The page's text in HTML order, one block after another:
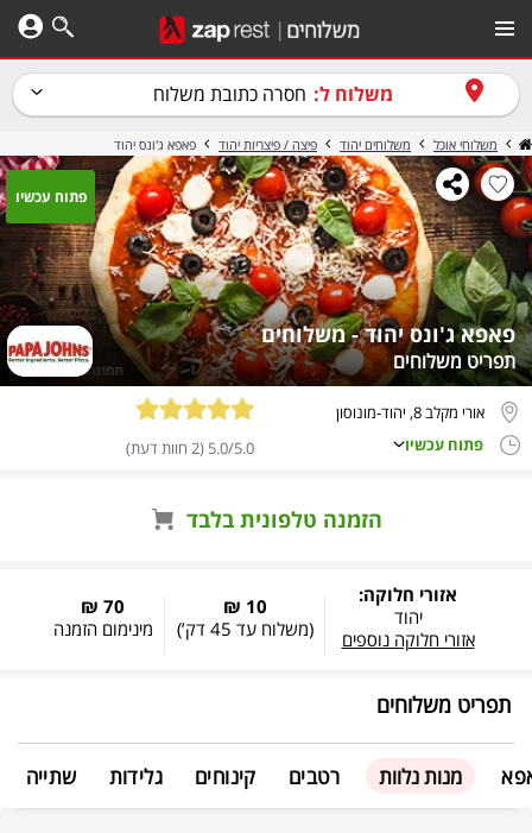
משלוח ל: חסרה כתובת משלוח
משלוחי אוכל משלוחים יהוד פיצה / פיצריות יהוד פאפא ג'ונס יהוד
פאפא ג'ונס יהוד - משלוחים
תפריט משלוחים
פתוח עכשיו
אורי מקלב 8, יהוד-מונוסון
פתוח עכשיו
5.0/5.0 (2 חוות דעת)
הזמנה טלפונית בלבד
אזורי חלוקה:
יהוד
אזורי חלוקה נוספים
10 ₪
(משלוח עד 45 דק’ ) מינימום הזמנה
70 ₪
תפריט משלוחים
מנות נלוות רטבים קינוחים גלידות שתייה